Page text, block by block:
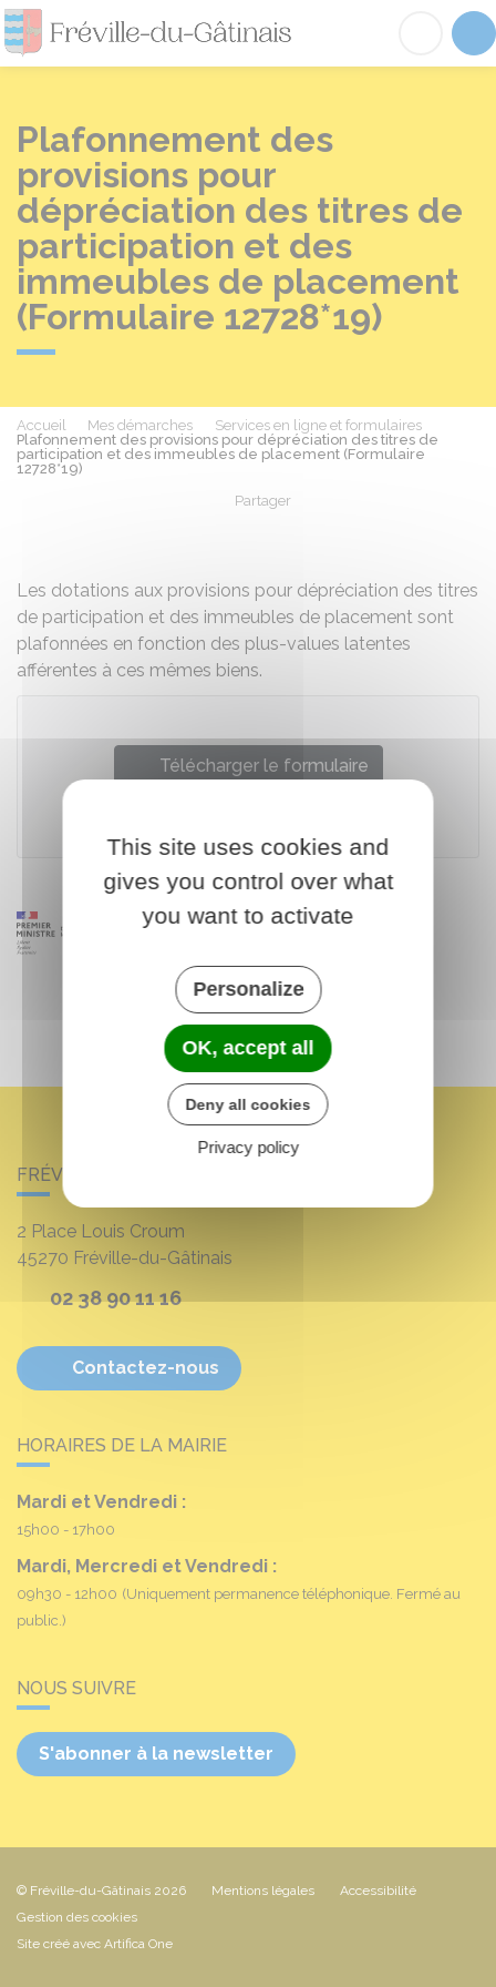
Fréville-du-
Plafonnement des
provisions pour
dépréciation des titres de
participation et des
immeubles de placement
(Formulaire 12728*19)
Accueil Mes démarches
Services en ligne et formulaires
Plafonnement des provisions pour dépréciation des titres de
participation et des immeubles de placement (Formulaire
12728*19)
Partager
Les dotations aux provisions pour dépréciation des titres
de participation et des immeubles de placement sont
plafonnées en fonction des plus-values latentes
afférentes à ces mêmes biens.
Télécharger le formulaire
FRÉVILLE-DU-GÂTINAIS
2 Place Louis Croum
45270 Fréville-du-Gâtinais
02 38 90 11 16
Contactez-nous
HORAIRES DE LA MAIRIE
Mardi et Vendredi :
15h00 - 17h00
Mardi, Mercredi et Vendredi :
09h30 - 12h00 (Uniquement permanence téléphonique. Fermé au
public.)
NOUS SUIVRE
S'abonner à la newsletter
© Fréville-du-Gâtinais 2026 Mentions légales
Accessibilité
Gestion des cookies
Site créé avec Artifica One
This site uses cookies and
gives you control over what
you want to activate
Personalize
OK, accept all
Deny all cookies
Privacy policy